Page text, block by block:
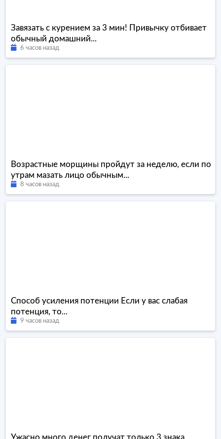
Завязать с курением за 3 мин! Привычку отбивает
обычный домашний...
6 часов назад
Возрастные морщины пройдут за неделю, если по
утрам мазать лицо обычным...
8 часов назад
Способ усиления потенции Если у вас слабая
потенция, то...
9 часов назад
Ужасно много денег получат только 3 знака